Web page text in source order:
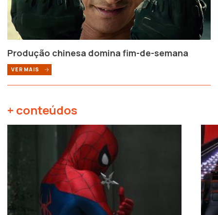
Produção chinesa domina fim-de-semana
VER MAIS
+ conteúdos